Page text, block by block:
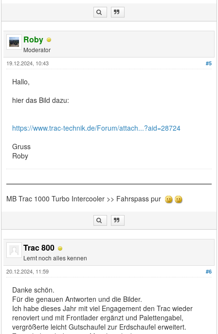
Roby
Moderator
#5
19.12.2024, 10:43
Hallo,
hier das Bild dazu:
https://www.trac-technik.de/Forum/attach...?aid=28724
Gruss
Roby
MB Trac 1000 Turbo Intercooler >> Fahrspass pur
Trac 800
Lernt noch alles kennen
#6
20.12.2024, 11:59
Danke schön.
Für die genauen Antworten und die Bilder.
Ich habe dieses Jahr mit viel Engagement den Trac wieder
renoviert und mit Frontlader ergänzt und Palettengabel,
vergrößerte leicht Gutschaufel zur Erdschaufel erweitert.